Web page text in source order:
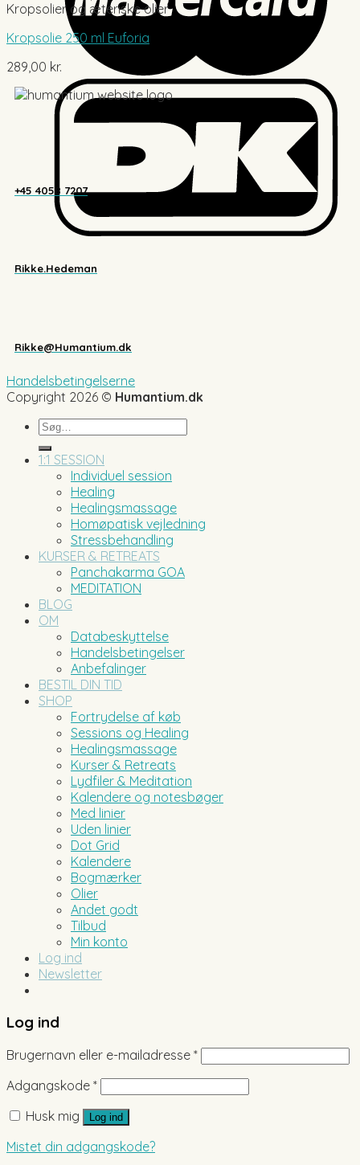
Kropsolier og æteriske olier
Kropsolie 250 ml Euforia
289,00 kr.
+45 4058 7207
Rikke.Hedeman
Rikke@Humantium.dk
Handelsbetingelserne
Copyright 2026 © Humantium.dk
Søg
efter:
1:1 SESSION
Individuel session
Healing
Healingsmassage
Homøpatisk vejledning
Stressbehandling
KURSER & RETREATS
Panchakarma GOA
MEDITATION
BLOG
OM
Databeskyttelse
Handelsbetingelser
Anbefalinger
BESTIL DIN TID
SHOP
Fortrydelse af køb
Sessions og Healing
Healingsmassage
Kurser & Retreats
Lydfiler & Meditation
Kalendere og notesbøger
Med linier
Uden linier
Dot Grid
Kalendere
Bogmærker
Olier
Andet godt
Tilbud
Min konto
Log ind
Newsletter
Log ind
Brugernavn eller e-mailadresse *
Adgangskode *
Husk mig
Log ind
Mistet din adgangskode?